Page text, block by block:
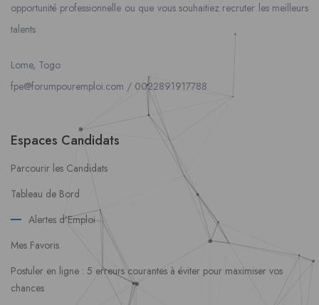
opportunité professionnelle ou que vous souhaitiez recruter les meilleurs
talents
Lome, Togo
fpe@forumpouremploi.com / 0022891917788
Espaces Candidats
Parcourir les Candidats
Tableau de Bord
Alertes d’Emploi
Mes Favoris
Postuler en ligne : 5 erreurs courantes à éviter pour maximiser vos
chances